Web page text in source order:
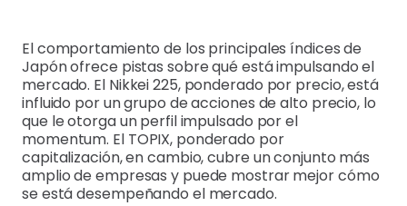
El comportamiento de los principales índices de
Japón ofrece pistas sobre qué está impulsando el
mercado. El Nikkei 225, ponderado por precio, está
influido por un grupo de acciones de alto precio, lo
que le otorga un perfil impulsado por el
momentum. El TOPIX, ponderado por
capitalización, en cambio, cubre un conjunto más
amplio de empresas y puede mostrar mejor cómo
se está desempeñando el mercado.